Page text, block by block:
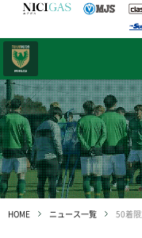
HOME ニュース一覧